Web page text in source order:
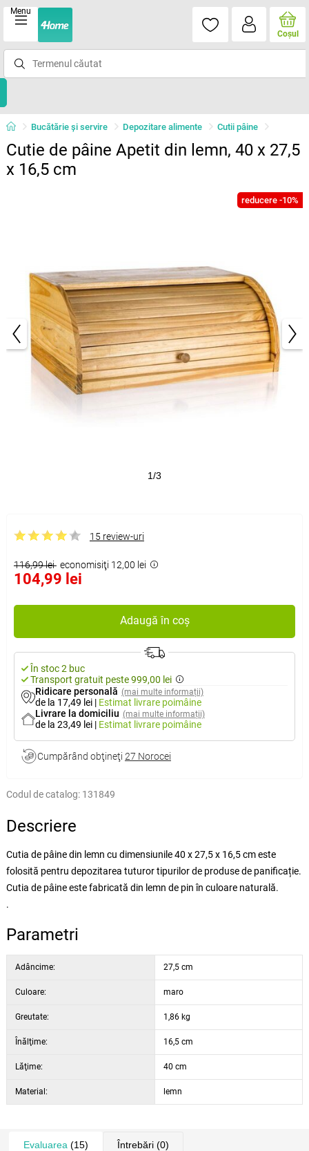
Menu
Coşul
Bucătărie și servire Depozitare alimente Cutii pâine
Cutie de pâine Apetit din lemn, 40 x 27,5
x 16,5 cm
reducere -10%
1/3
15 review-uri
116,99 lei economisiţi 12,00 lei
104,99 lei
Adaugă în coș
În stoc 2 buc
Transport gratuit peste 999,00 lei
Ridicare personală (mai multe informații)
de la 17,49 lei | Estimat livrare poimâine
Livrare la domiciliu (mai multe informații)
de la 23,49 lei | Estimat livrare poimâine
Cumpărând obţineţi 27 Norocei
Codul de catalog: 131849
Descriere
Cutia de pâine din lemn cu dimensiunile 40 x 27,5 x 16,5 cm este
folosită pentru depozitarea tuturor tipurilor de produse de panificație.
Cutia de pâine este fabricată din lemn de pin în culoare naturală.
.
Parametri
Adâncime: 27,5 cm
Culoare: maro
Greutate: 1,86 kg
Înălţime: 16,5 cm
Lăţime: 40 cm
Material: lemn
Evaluarea (15) Întrebări(0)